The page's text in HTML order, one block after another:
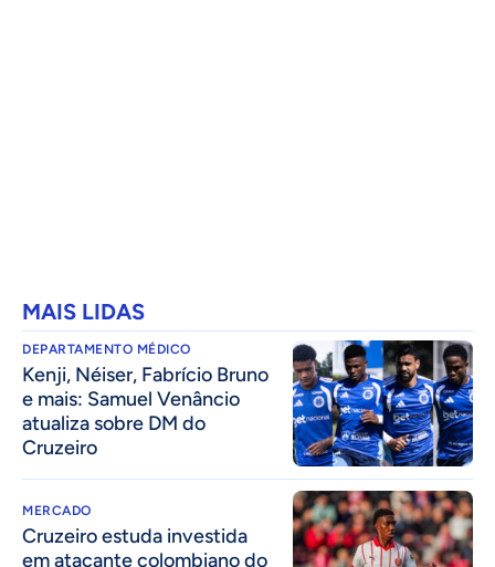
MAIS LIDAS
DEPARTAMENTO MÉDICO
Kenji, Néiser, Fabrício Bruno
e mais: Samuel Venâncio
atualiza sobre DM do
Cruzeiro
MERCADO
Cruzeiro estuda investida
em atacante colombiano do